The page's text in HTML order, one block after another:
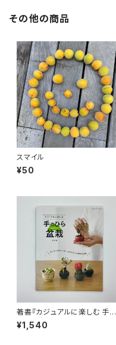
その他の商品
スマイル
¥50
著書『カジュアルに楽しむ 手の
ひら盆栽』
¥1,540